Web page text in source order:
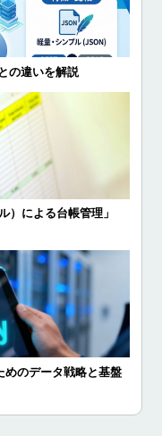
の違いを解説
）による台帳管理」
めのデータ戦略と基盤